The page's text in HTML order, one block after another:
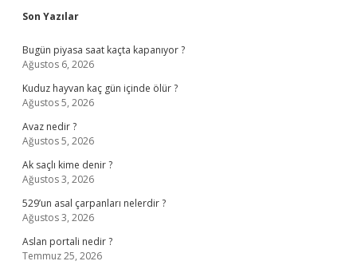
Sidebar
Son Yazılar
Bugün piyasa saat kaçta kapanıyor ?
Ağustos 6, 2026
Kuduz hayvan kaç gün içinde ölür ?
Ağustos 5, 2026
Avaz nedir ?
Ağustos 5, 2026
Ak saçlı kime denir ?
Ağustos 3, 2026
529’un asal çarpanları nelerdir ?
Ağustos 3, 2026
Aslan portali nedir ?
Temmuz 25, 2026